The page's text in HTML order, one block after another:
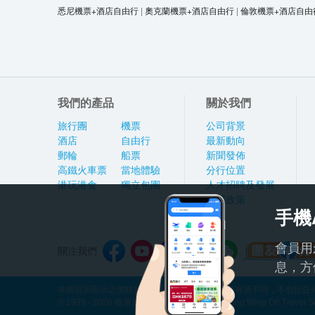
悉尼機票+酒店自由行 | 奧克蘭機票+酒店自由行 | 倫敦機票+酒店自由
我們的產品
旅行團
酒店
郵輪
高鐵火車票
港玩港食
機票
自由行
船票
當地體驗
獨立包團
關於我們
公司背景
最新動向
新聞發佈
分行位置
人才招聘及發展
私隱政策
本網頁所顯示之價格因應產品種類及出發日期而有所不同，不包括
© 1999 - 2026 香港永安旅遊有限公司 Hong Kong Wing On Travel
手
會員
息，